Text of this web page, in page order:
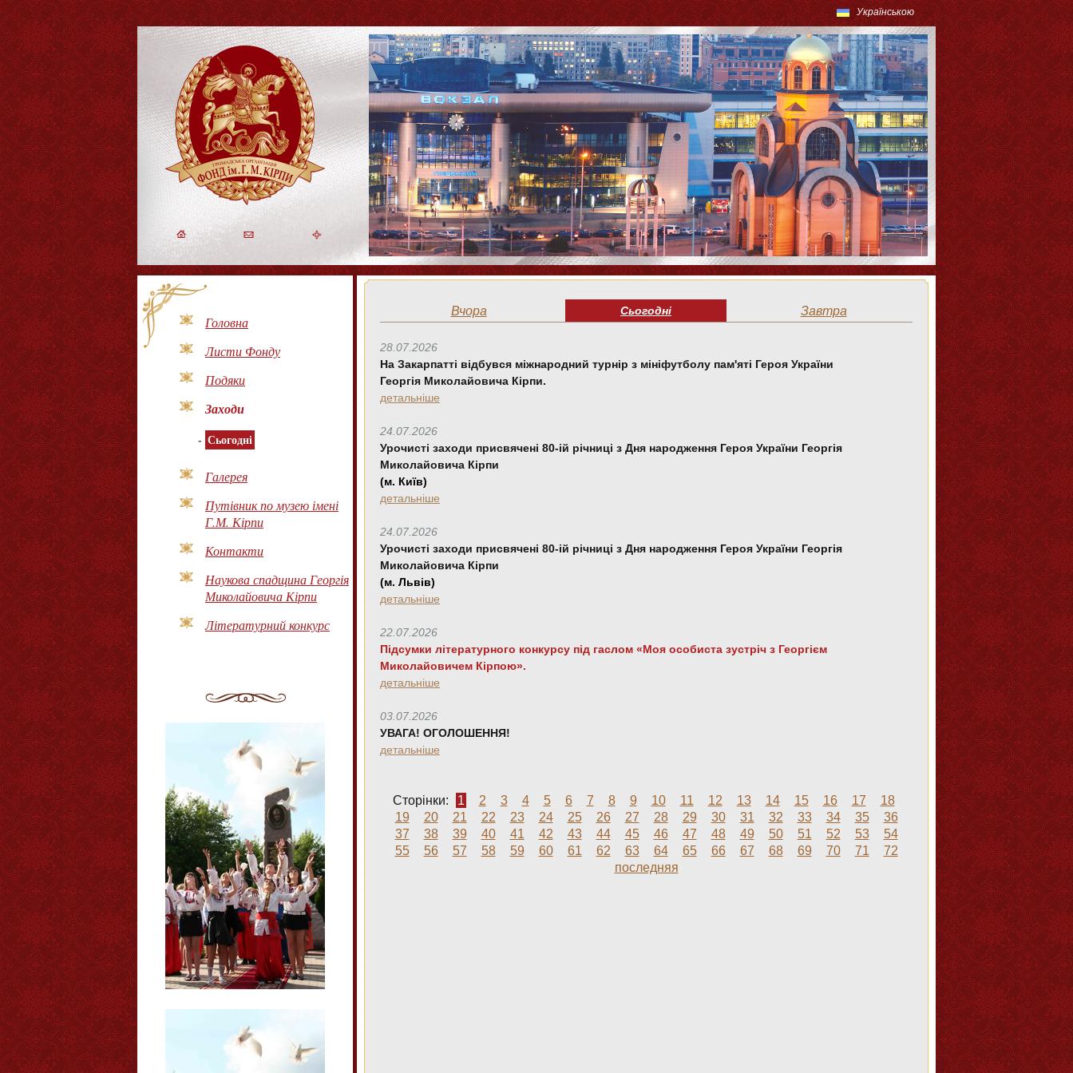
Українською
Головна
Листи Фонду
Подяки
Заходи
- Сьогодні
Галерея
Путівник по музею імені
Г.М. Кірпи
Контакти
Наукова спадщина Георгія
Миколайовича Кірпи
Літературний конкурс
Вчора Сьогодні Завтра
28.07.2026
На Закарпатті відбувся міжнародний турнір з мініфутболу пам'яті Героя України
Георгія Миколайовича Кірпи.
детальніше
24.07.2026
Урочисті заходи присвячені 80-ій річниці з Дня народження Героя України Георгія
Миколайовича Кірпи
(м. Київ)
детальніше
24.07.2026
Урочисті заходи присвячені 80-ій річниці з Дня народження Героя України Георгія
Миколайовича Кірпи
(м. Львів)
детальніше
22.07.2026
Підсумки літературного конкурсу під гаслом «Моя особиста зустріч з Георгієм
Миколайовичем Кірпою».
детальніше
03.07.2026
УВАГА! ОГОЛОШЕННЯ!
детальніше
Сторінки: 1 2 3 4 5 6 7 8 9 10 11 12 13 14 15 16 17
18
19
20 21 22 23 24 25 26 27 28 29 30 31 32 33 34 35
36
37
38 39 40 41 42 43 44 45 46 47 48 49 50 51 52 53
54
55
56 57 58 59 60 61 62 63 64 65 66 67 68 69 70 71
72
последняя